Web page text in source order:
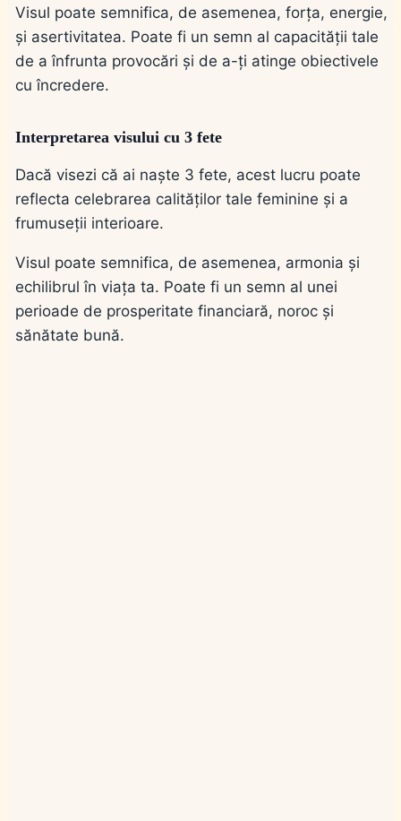
Visul poate semnifica, de asemenea, forța, energie,
și asertivitatea. Poate fi un semn al capacității tale
de a înfrunta provocări și de a-ți atinge obiectivele
cu încredere.
Interpretarea visului cu 3 fete
Dacă visezi că ai naște 3 fete, acest lucru poate
reflecta celebrarea calităților tale feminine și a
frumuseții interioare.
Visul poate semnifica, de asemenea, armonia și
echilibrul în viața ta. Poate fi un semn al unei
perioade de prosperitate financiară, noroc și
sănătate bună.